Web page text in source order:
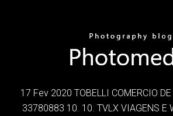
17 Fev 2020 TOBELLI COMERCIO DE
33780883 10. 10. TVLX VIAGENS E